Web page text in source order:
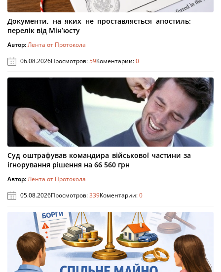
Документи, на яких не проставляється апостиль:
перелік від Мін’юсту
Автор:Лента от Протокола
06.08.2026Просмотров:59Коментарии:0
Суд оштрафував командира військової частини за
ігнорування рішення на 66 560 грн
Автор:Лента от Протокола
05.08.2026Просмотров:339Коментарии:0